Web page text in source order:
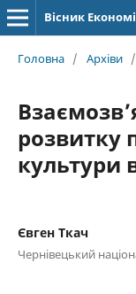
Вісник
Головна / Архіви /
розвитку
культури
Євген Ткач
Чернівецький